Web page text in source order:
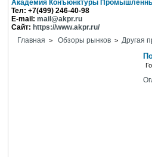
Академия Конъюнктуры
Тел: +7(499) 246-40-98
E-mail: mail@akpr.ru
Сайт: https://www.akpr.ru/
Главная > Обзоры рынков > Другая